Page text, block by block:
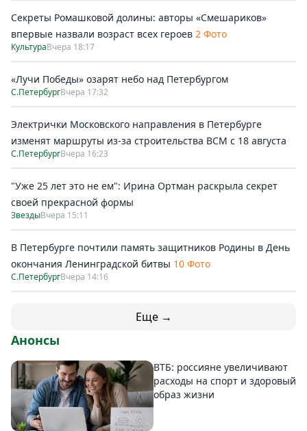
Секреты Ромашковой долины: авторы «Смешариков»
впервые назвали возраст всех героев 2 Фото
КультураВчера 18:17
«Лучи Победы» озарят небо над Петербургом
С.ПетербургВчера 17:32
Электрички Московского направления в Петербурге
изменят маршруты из-за строительства ВСМ с 18 августа
С.ПетербургВчера 16:23
"Уже 25 лет это не ем": Ирина Ортман раскрыла секрет
своей прекрасной формы
ЗвездыВчера 15:11
В Петербурге почтили память защитников Родины в День
окончания Ленинградской битвы 10 Фото
С.ПетербургВчера 14:16
Еще →
Анонсы
ВТБ: россияне увеличивают
расходы на спорт и здоровый
образ жизни